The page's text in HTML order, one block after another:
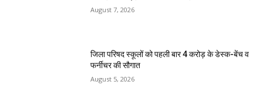
August 7, 2026
जिला परिषद स्कूलों को पहली बार 4 करोड़ के डेस्क-बेंच व
फर्नीचर की सौगात
August 5, 2026